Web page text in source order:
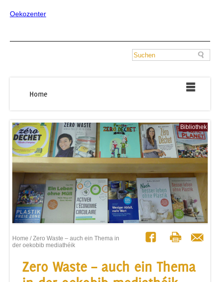
Oekozenter
Home
Bibliothek
Home / Zero Waste – auch ein Thema in
der oekobib mediathéik
Zero Waste – auch ein Thema